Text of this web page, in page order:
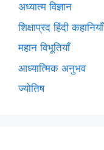
अध्यात्म विज्ञान
शिक्षाप्रद हिंदी कहानियाँ
महान विभूतियाँ
आध्यात्मिक अनुभव
ज्योतिष